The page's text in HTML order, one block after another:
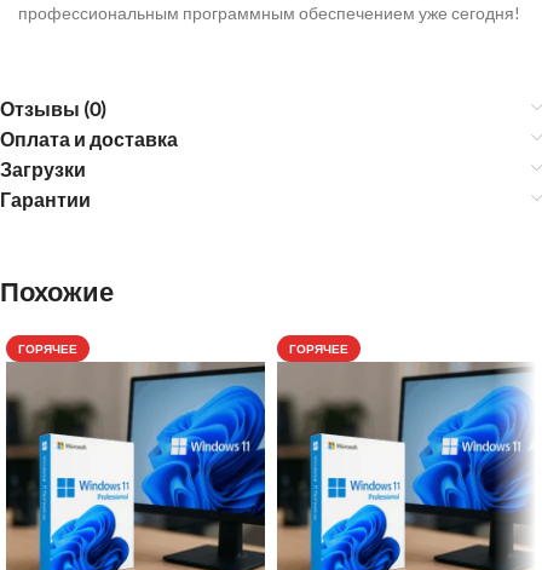
профессиональным программным обеспечением уже сегодня!
Отзывы (0)
Оплата и доставка
Загрузки
Гарантии
Похожие
ГОРЯЧЕЕ ГОРЯЧЕЕ